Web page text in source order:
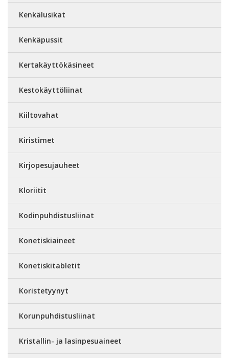
Kenkälusikat
Kenkäpussit
Kertakäyttökäsineet
Kestokäyttöliinat
Kiiltovahat
Kiristimet
Kirjopesujauheet
Kloriitit
Kodinpuhdistusliinat
Konetiskiaineet
Konetiskitabletit
Koristetyynyt
Korunpuhdistusliinat
Kristallin- ja lasinpesuaineet